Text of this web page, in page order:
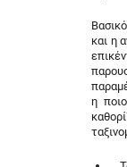
και η
η